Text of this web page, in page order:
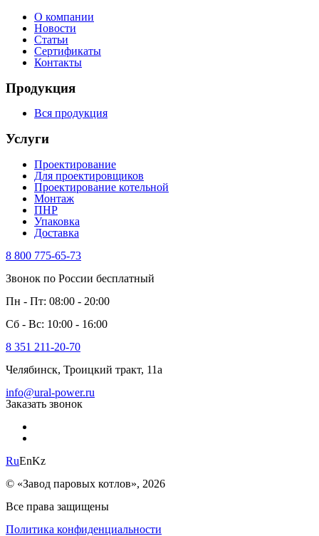
О компании
Новости
Статьи
Сертификаты
Контакты
Продукция
Вся продукция
Услуги
Проектирование
Для проектировщиков
Проектирование котельной
Монтаж
ПНР
Упаковка
Доставка
8 800 775-65-73
Звонок по России бесплатный
Пн - Пт: 08:00 - 20:00
Сб - Вс: 10:00 - 16:00
8 351 211-20-70
Челябинск, Троицкий тракт, 11а
info@ural-power.ru
Заказать звонок
RuEnKz
© «Завод паровых котлов», 2026
Все права защищены
Политика конфиденциальности